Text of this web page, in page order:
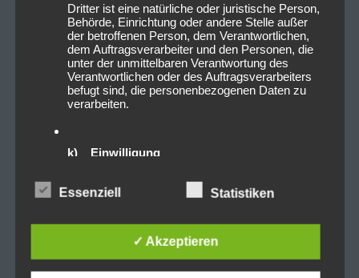
Dritter ist eine natürliche oder juristische Person,
Behörde, Einrichtung oder andere Stelle außer
der betroffenen Person, dem Verantwortlichen,
dem Auftragsverarbeiter und den Personen, die
unter der unmittelbaren Verantwortung des
Verantwortlichen oder des Auftragsverarbeiters
befugt sind, die personenbezogenen Daten zu
verarbeiten.
k) Einwilligung
Einwilligung ist jede von der betroffenen Person
freiwillig für den bestimmten Fall in informierter
Willensbekundung in Form einer Erklärung oder
einer sonstigen eindeutigen bestätigenden
Handlung, mit der die betroffene Person zu
verstehen gibt, dass sie mit der Verarbeitung der
Essenziell Statistiken
✓ Akzeptieren